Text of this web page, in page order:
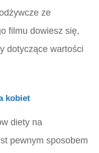
ze
filmu dowiesz się,
dotyczące wartości
kobiet
diety na
pewnym sposobem